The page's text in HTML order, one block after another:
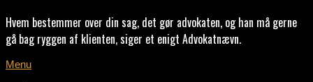
Hvem bestemmer over din sag, det gør advokaten, og han må gerne
gå bag ryggen af klienten, siger et enigt Advokatnævn.
Menu